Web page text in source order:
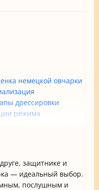
немецкой овчарки
дрессировки
режима
защитнике и
— идеальный выбор.
послушным и